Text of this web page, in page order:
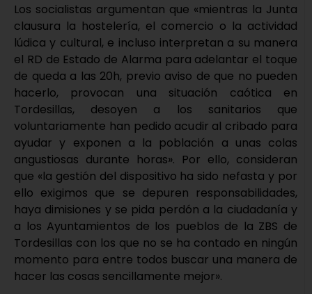
Los socialistas argumentan que «mientras la Junta
clausura la hostelería, el comercio o la actividad
lúdica y cultural, e incluso interpretan a su manera
el RD de Estado de Alarma para adelantar el toque
de queda a las 20h, previo aviso de que no pueden
hacerlo, provocan una situación caótica en
Tordesillas, desoyen a los sanitarios que
voluntariamente han pedido acudir al cribado para
ayudar y exponen a la población a unas colas
angustiosas durante horas». Por ello, consideran
que «la gestión del dispositivo ha sido nefasta y por
ello exigimos que se depuren responsabilidades,
haya dimisiones y se pida perdón a la ciudadanía y
a los Ayuntamientos de los pueblos de la ZBS de
Tordesillas con los que no se ha contado en ningún
momento para entre todos buscar una manera de
hacer las cosas sencillamente mejor».